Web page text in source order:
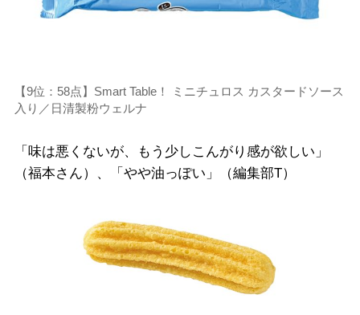
【9位：58点】Smart Table！ ミニチュロス カスタードソース
入り／日清製粉ウェルナ
「味は悪くないが、もう少しこんがり感が欲しい」
（福本さん）、「やや油っぽい」（編集部T）